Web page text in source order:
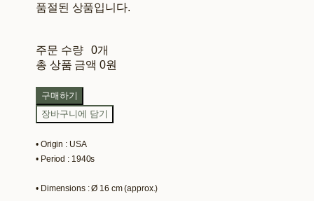
품절된 상품입니다.
주문 수량
0개
총 상품 금액 0원
구매하기
장바구니에 담기
• Origin : USA
• Period : 1940s
• Dimensions : Ø 16 cm (approx.)